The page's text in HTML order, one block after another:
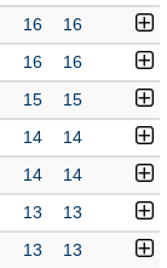
16 16
16 16
15 15
14 14
14 14
13 13
13 13